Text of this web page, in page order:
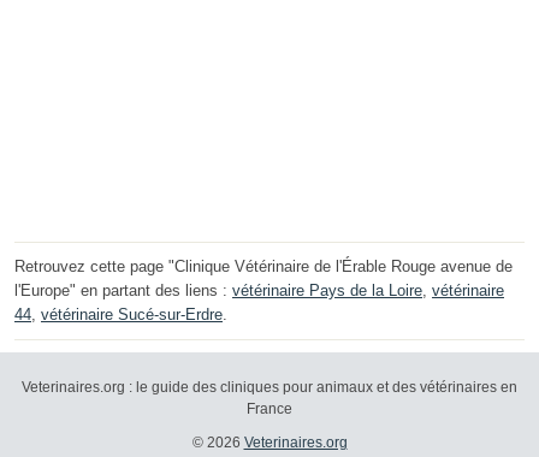
Retrouvez cette page "Clinique Vétérinaire de l'Érable Rouge avenue de
l'Europe" en partant des liens : vétérinaire Pays de la Loire, vétérinaire
44, vétérinaire Sucé-sur-Erdre.
Veterinaires.org : le guide des cliniques pour animaux et des vétérinaires en
France
© 2026 Veterinaires.org